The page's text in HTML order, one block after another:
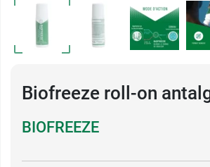
Biofreeze roll-on
BIOFREEZE